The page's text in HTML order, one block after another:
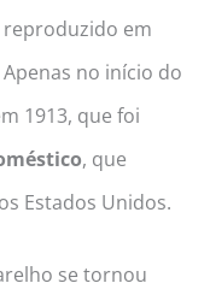
em
no início do
1913, que foi
, que
Estados Unidos.
se tornou